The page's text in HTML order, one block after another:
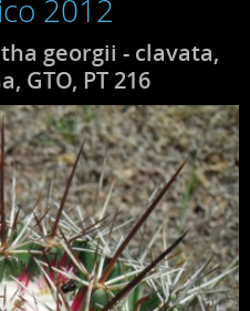
2012
georgii - clavata,
GTO, PT 216